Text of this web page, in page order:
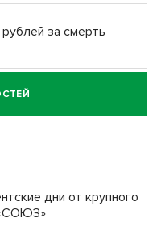
за смерть
за смерть
селе лошади
дни от крупного